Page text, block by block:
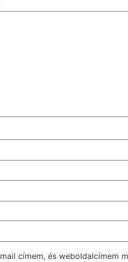
címem, és weboldalcímem